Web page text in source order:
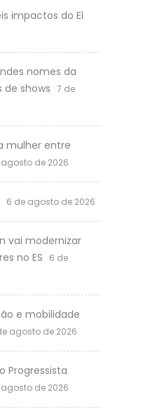
impactos do El
nomes da
de shows 7 de
mulher entre
de 2026
6 de agosto de 2026
vai modernizar
no ES
6 de
e mobilidade
agosto de 2026
Progressista
de 2026